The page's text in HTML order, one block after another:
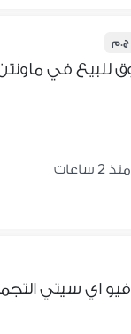
منذ 2 ساعات